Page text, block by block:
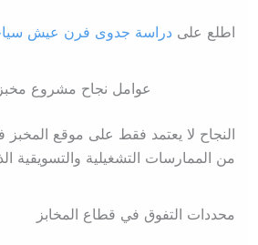
اطلع على دراسة جدوى فرن عيش
عوامل نجاح مشروع
النجاح لا يعتمد فقط على موقع
من الممارسات التشغيلية والتسويقية
محددات التفوق في قطاع المخابز